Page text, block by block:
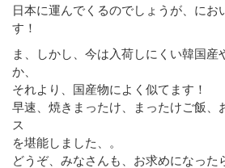
日本に運んでくるのでしょうが、にお
す！
ま、しかし、今は入荷しにくい韓国産
か、
それより、国産物によく似てます！
早速、焼きまったけ、まったけご飯、
ス
を堪能しました、。
どうぞ、みなさんも、お求めになった